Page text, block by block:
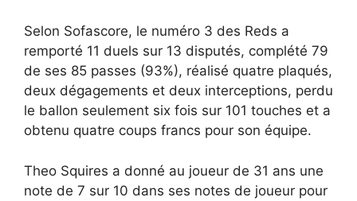
Selon Sofascore, le numéro 3 des Reds a
remporté 11 duels sur 13 disputés, complété 79
de ses 85 passes (93%), réalisé quatre plaqués,
deux dégagements et deux interceptions, perdu
le ballon seulement six fois sur 101 touches et a
obtenu quatre coups francs pour son équipe.
Theo Squires a donné au joueur de 31 ans une
note de 7 sur 10 dans ses notes de joueur pour